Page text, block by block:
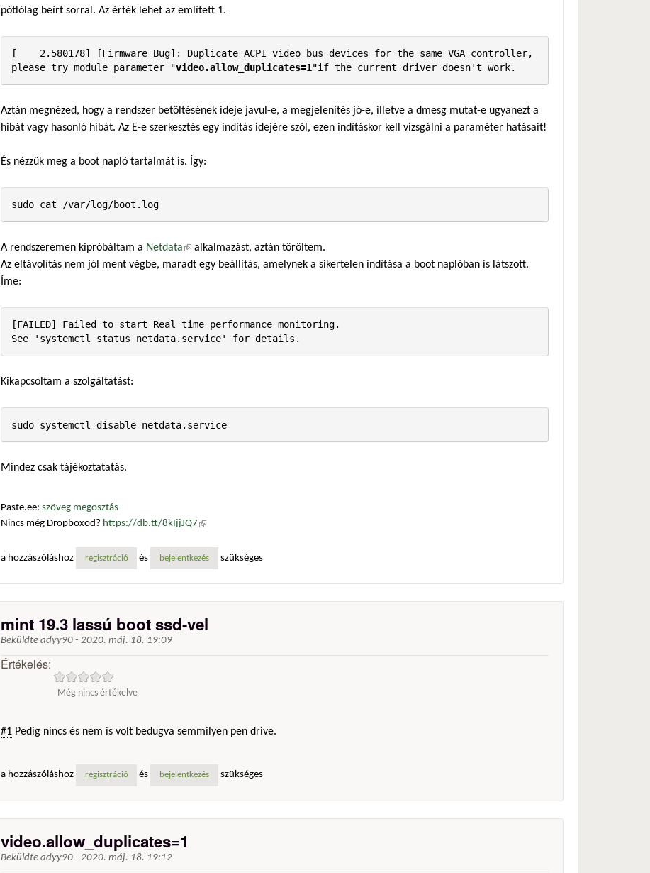
pótlólag beírt sorral. Az érték lehet az említett 1.
[    2.580178] [Firmware Bug]: Duplicate ACPI video bus devices for the same VGA controller,
please try module parameter "video.allow_duplicates=1"if the current driver doesn't work.
Aztán megnézed, hogy a rendszer betöltésének ideje javul-e, a megjelenítés jó-e, illetve a dmesg mutat-e ugyanezt a
hibát vagy hasonló hibát. Az E-e szerkesztés egy indítás idejére szól, ezen indításkor kell vizsgálni a paraméter hatásait!
És nézzük meg a boot napló tartalmát is. Így:
sudo cat /var/log/boot.log
A rendszeremen kipróbáltam a Netdata(külső hivatkozás)
alkalmazást, aztán töröltem.
Az eltávolítás nem jól ment végbe, maradt egy beállítás, amelynek a sikertelen indítása a boot naplóban is látszott.
Íme:
[FAILED] Failed to start Real time performance monitoring.
See 'systemctl status netdata.service' for details.
Kikapcsoltam a szolgáltatást:
sudo systemctl disable netdata.service
Mindez csak tájékoztatatás.
Paste.ee: szöveg megosztás
Nincs még Dropboxod? https://db.tt/8kIjjJQ7 (külső hivatkozás)
a hozzászóláshoz regisztráció és bejelentkezés szükséges
mint 19.3 lassú boot ssd-vel
Beküldte adyy90 - 2020. máj. 18. 19:09
Értékelés:
Még nincs értékelve
#1 Pedig nincs és nem is volt bedugva semmilyen pen drive.
a hozzászóláshoz regisztráció és bejelentkezés szükséges
video.allow_duplicates=1
Beküldte adyy90 - 2020. máj. 18. 19:12